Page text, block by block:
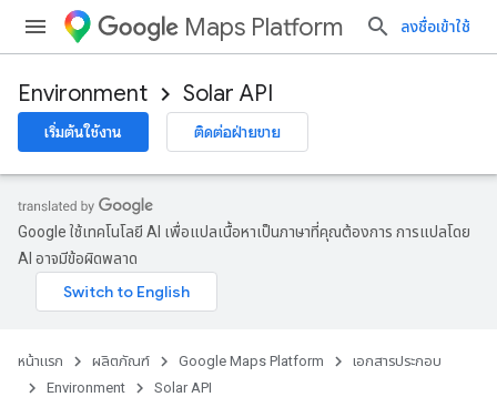
Maps Platform ลงชื่อเข้าใช้
Environment Solar API
เริ่มต้นใช้งาน ติดต่อฝ่ายขาย
Google ใช้เทคโนโลยี AI เพื่อแปลเนื้อหาเป็นภาษาที่คุณต้องการ การแปลโดย
AI อาจมีข้อผิดพลาด
หน้าแรก ผลิตภัณฑ์ Google Maps Platform
เอกสารประกอบ
Environment
Solar API